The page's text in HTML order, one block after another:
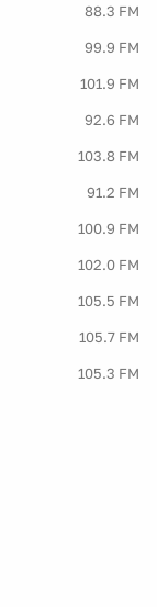
88.3 FM
99.9 FM
101.9 FM
92.6 FM
103.8 FM
91.2 FM
100.9 FM
102.0 FM
105.5 FM
105.7 FM
105.3 FM